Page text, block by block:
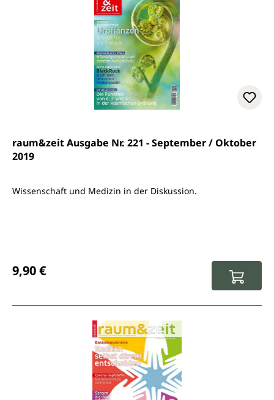
raum&zeit Ausgabe Nr. 221 - September / Oktober
2019
Wissenschaft und Medizin in der Diskussion.
9,90 €